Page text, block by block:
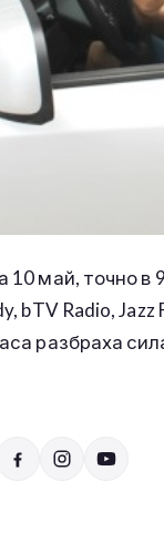
май, точно в
bTV Radio,
разбраха